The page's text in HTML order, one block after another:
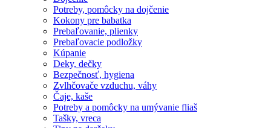
Potreby, pomôcky na dojčenie
Kokony pre babatka
Prebaľovanie, plienky
Prebaľovacie podložky
Kúpanie
Deky, dečky
Bezpečnosť, hygiena
Zvlhčovače vzduchu, váhy
Čaje, kaše
Potreby a pomôcky na umývanie fliaš
Tašky, vreca